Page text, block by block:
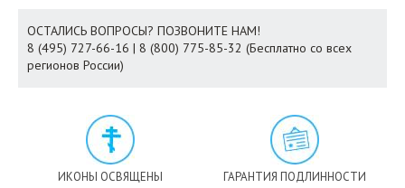
ОСТАЛИСЬ ВОПРОСЫ? ПОЗВОНИТЕ НАМ!
8 (495) 727-66-16 | 8 (800) 775-85-32 (Бесплатно со всех
регионов России)
ИКОНЫ ОСВЯЩЕНЫ ГАРАНТИЯ ПОДЛИННОСТИ